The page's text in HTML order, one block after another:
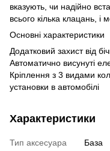
вказують, чи надійно
всього кілька клацань,
Основні характеристики
Додатковий захист від
Автоматично висунуті
Кріплення з 3 видами
установки в автомобілі
Характеристики
Тип аксесуара База